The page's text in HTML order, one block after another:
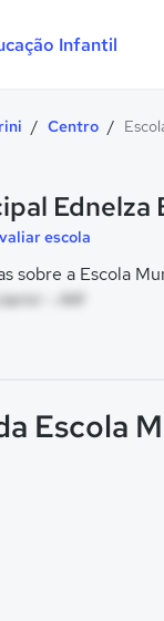
Infantil
/ Centro /
Ednelza
escola
sobre a Escola
- AM
Escola